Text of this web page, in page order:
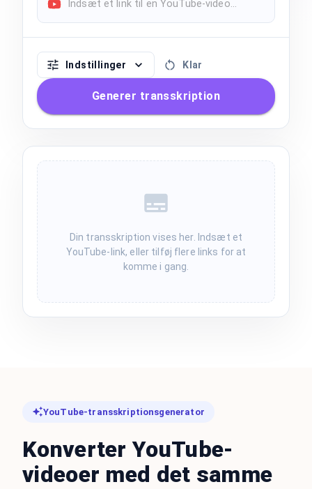
Indstillinger Klar
Generer transskription
Din transskription vises her. Indsæt et
YouTube-link, eller tilføj flere links for at
komme i gang.
YouTube-transskriptionsgenerator
Konverter YouTube-
videoer med det samme